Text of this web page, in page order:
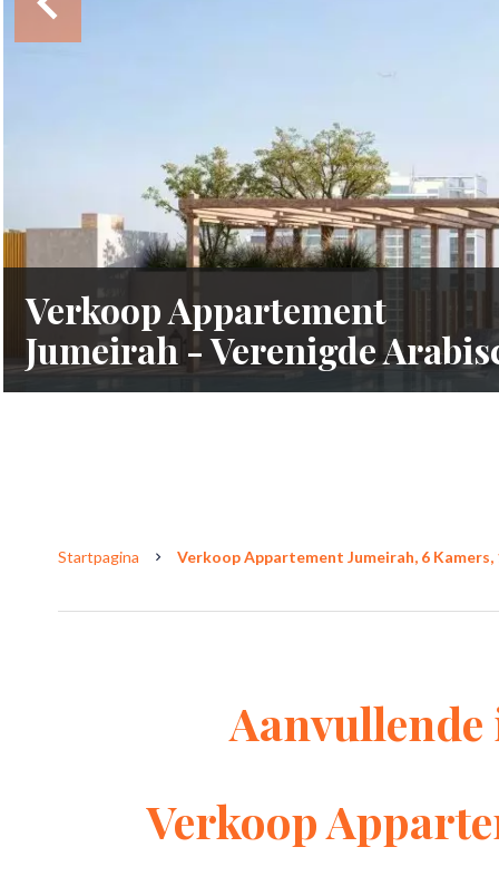
Verkoop Appartement
Jumeirah - Verenigde
Startpagina Verkoop Appartement Jumeirah, 6
Verkoop